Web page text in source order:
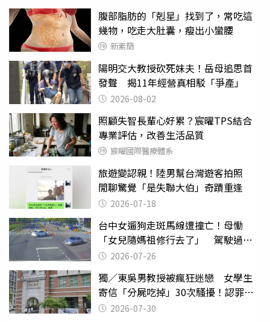
腹部脂肪的「剋星」找到了，常吃這
幾物，吃走大肚囊，瘦出小蠻腰
新素簡
陽明交大教授砍死妹夫！岳母追思首
發聲 揭11年經營真相駁「爭產」
2026-08-02
照顧失智長輩心好累？宸曜TPS結合
專業評估，改善生活品質
宸曜國際醫療體系
旅遊變認親！陸男幫台灣遊客拍照
閒聊驚覺「是失聯大伯」奇蹟重逢
2026-07-18
台中女遛狗走斑馬線遭撞亡！母慟
「女兒隨媽祖修行去了」 駕駛過失
致死判9月
2026-07-26
獨／東吳男教授被瘋狂迷戀 女學生
寄信「分屍吃掉」30次騷擾！認罪免
關 2026-07-30